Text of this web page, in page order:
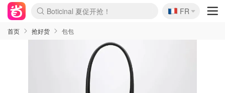
4折！lulu周四疯狂上新
还没结束！&OtherStories大促
Joybuy变相75折 随时失效
速领！Stanley独家85折
疑似霸哥！Camper额外叠85折
Zalando 奥莱闪促！每日更新
Moncler反季囤！5折起+叠9折
Coach Brooklyn仅€192
🇫🇷
FR
首页 抢好货 包包